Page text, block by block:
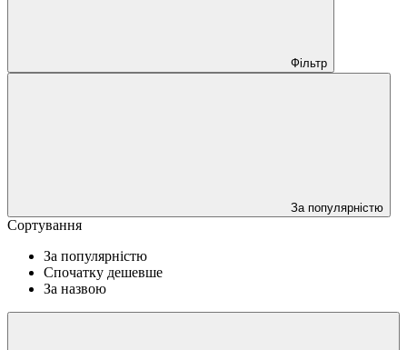
Фільтр
За популярністю
Сортування
За популярністю
Спочатку дешевше
За назвою